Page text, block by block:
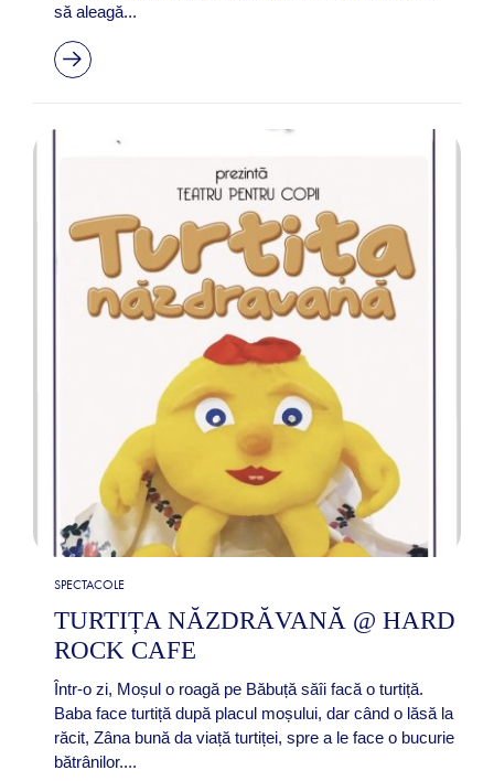
să aleagă...
SPECTACOLE
TURTIȚA NĂZDRĂVANĂ @ HARD
ROCK CAFE
Într-o zi, Moșul o roagă pe Băbuță săîi facă o turtiță.
Baba face turtiță după placul moșului, dar când o lăsă la
răcit, Zâna bună da viață turtiței, spre a le face o bucurie
bătrânilor....